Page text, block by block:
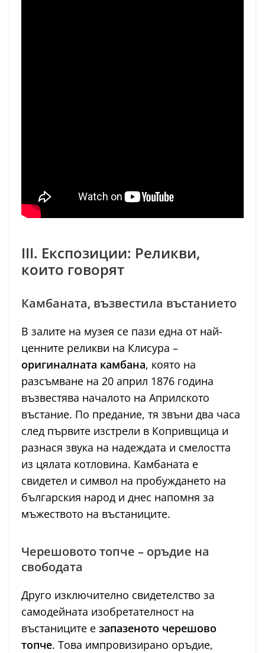
III. Експозиции: Реликви,
които говорят
Камбаната, възвестила въстанието
В залите на музея се пази една от най-
ценните реликви на Клисура –
оригиналната камбана, която на
разсъмване на 20 април 1876 година
възвестява началото на Априлското
въстание. По предание, тя звъни два часа
след първите изстрели в Копривщица и
разнася звука на надеждата и смелостта
из цялата котловина. Камбаната е
свидетел и символ на пробуждането на
българския народ и днес напомня за
мъжеството на въстаниците.
Черешовото топче – оръдие на
свободата
Друго изключително свидетелство за
самодейната изобретателност на
въстаниците е запазеното черешово
топче. Това импровизирано оръдие,